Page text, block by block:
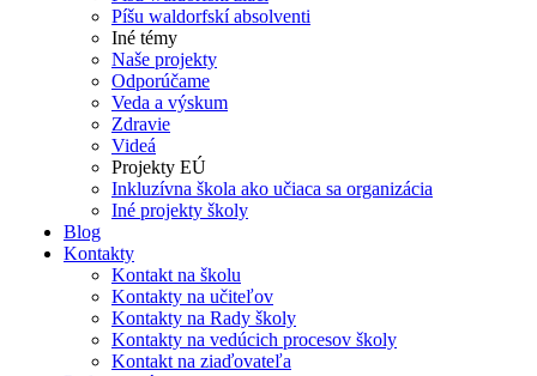
Píšu waldorfskí absolventi
Iné témy
Naše projekty
Odporúčame
Veda a výskum
Zdravie
Videá
Projekty EÚ
Inkluzívna škola ako učiaca sa organizácia
Iné projekty školy
Blog
Kontakty
Kontakt na školu
Kontakty na učiteľov
Kontakty na Rady školy
Kontakty na vedúcich procesov školy
Kontakt na ziaďovateľa